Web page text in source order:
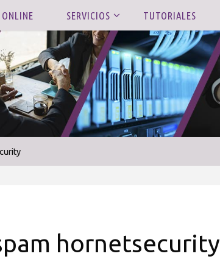
SERVICIOS TUTORIALES
hornetsecurity